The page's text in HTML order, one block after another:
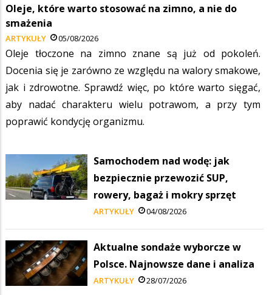
Oleje, które warto stosować na zimno, a nie do
smażenia
ARTYKUŁY 05/08/2026
Oleje tłoczone na zimno znane są już od pokoleń.
Docenia się je zarówno ze względu na walory smakowe,
jak i zdrowotne. Sprawdź więc, po które warto sięgać,
aby nadać charakteru wielu potrawom, a przy tym
poprawić kondycję organizmu.
Samochodem nad wodę: jak
bezpiecznie przewozić SUP,
rowery, bagaż i mokry sprzęt
ARTYKUŁY 04/08/2026
Aktualne sondaże wyborcze w
Polsce. Najnowsze dane i analiza
ARTYKUŁY 28/07/2026